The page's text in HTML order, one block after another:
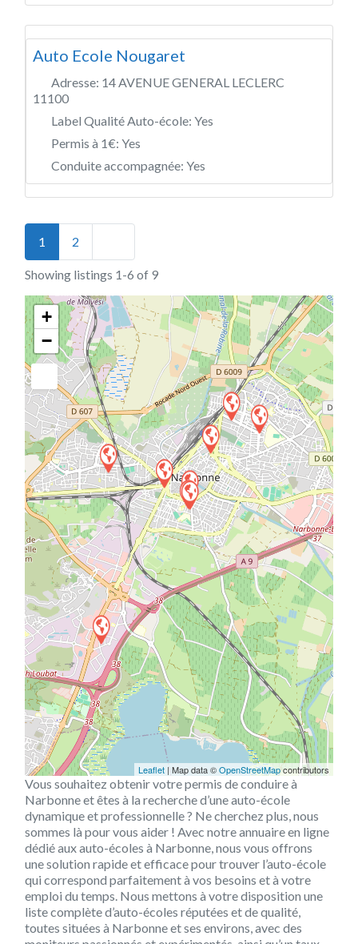
Auto Ecole Nougaret
Adresse: 14 AVENUE GENERAL LECLERC
11100
Label Qualité Auto-école: Yes
Permis à 1€: Yes
Conduite accompagnée: Yes
Posts navigation
1 2
Showing listings 1-6 of 9
+
−
Leaflet | Map data ©OpenStreetMapcontributors
Vous souhaitez obtenir votre permis de conduire à
Narbonne et êtes à la recherche d’une auto-école
dynamique et professionnelle ? Ne cherchez plus, nous
sommes là pour vous aider ! Avec notre annuaire en ligne
dédié aux auto-écoles à Narbonne, nous vous offrons
une solution rapide et efficace pour trouver l’auto-école
qui correspond parfaitement à vos besoins et à votre
emploi du temps. Nous mettons à votre disposition une
liste complète d’auto-écoles réputées et de qualité,
toutes situées à Narbonne et ses environs, avec des